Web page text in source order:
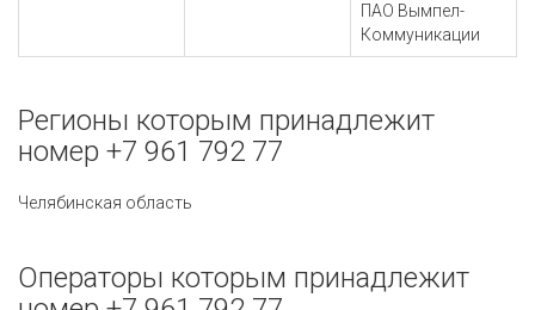
ПАО Вымпел-
Коммуникации
Регионы которым принадлежит
номер +7 961 792 77
Челябинская область
Операторы которым принадлежит